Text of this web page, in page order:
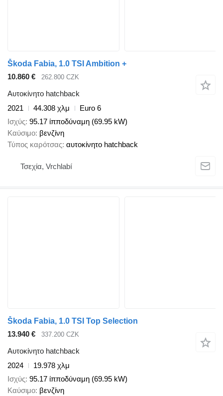
Škoda Fabia, 1.0 TSI Ambition +
10.860 €
262.800 CZK
Αυτοκίνητο hatchback
2021
44.308 χλμ
Euro 6
Ισχύς 95.17 ίπποδύναμη (69.95 kW)
Καύσιμο βενζίνη
Τύπος καρότσας αυτοκίνητο hatchback
Τσεχία, Vrchlabí
Škoda Fabia, 1.0 TSI Top Selection
13.940 €
337.200 CZK
Αυτοκίνητο hatchback
2024
19.978 χλμ
Ισχύς 95.17 ίπποδύναμη (69.95 kW)
Καύσιμο βενζίνη